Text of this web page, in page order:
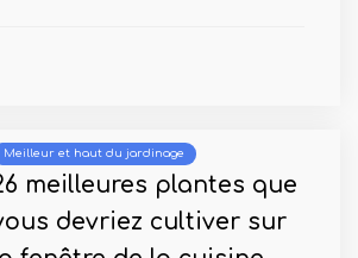
Meilleur et haut du jardinage
meilleures plantes que
devriez cultiver sur